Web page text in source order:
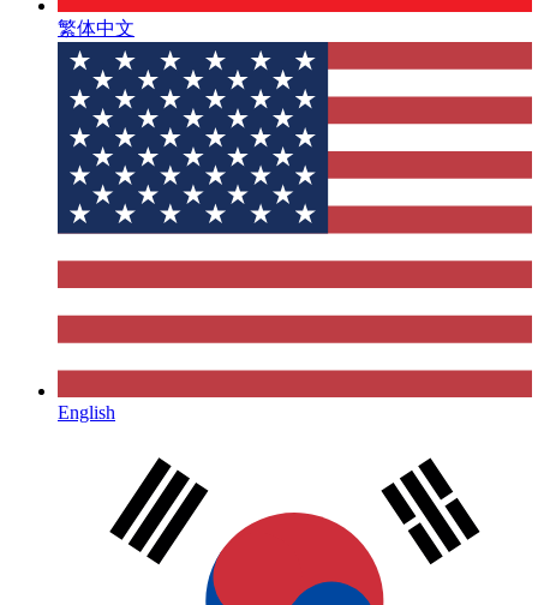
繁体中文
English